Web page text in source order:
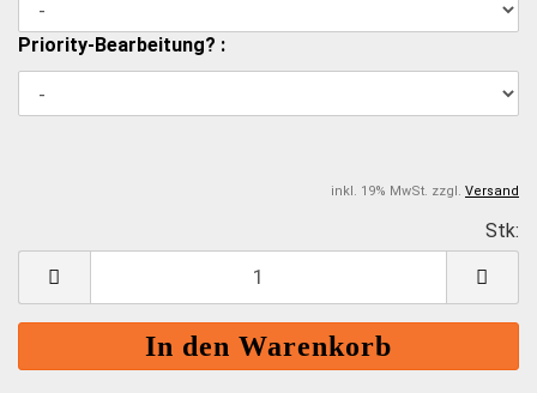
Priority-Bearbeitung? :
inkl. 19% MwSt. zzgl. Versand
Stk: